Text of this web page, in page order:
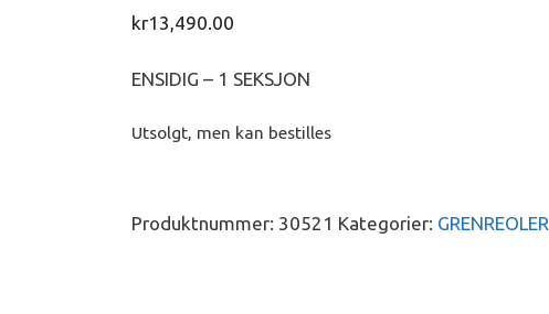
kr13,490.00
ENSIDIG – 1 SEKSJON
Utsolgt, men kan bestilles
Produktnummer: 30521 Kategorier: GRENREOLER